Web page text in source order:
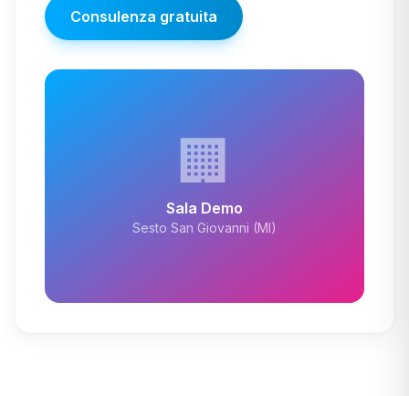
Consulenza gratuita
🏢
Sala Demo
Sesto San Giovanni (MI)